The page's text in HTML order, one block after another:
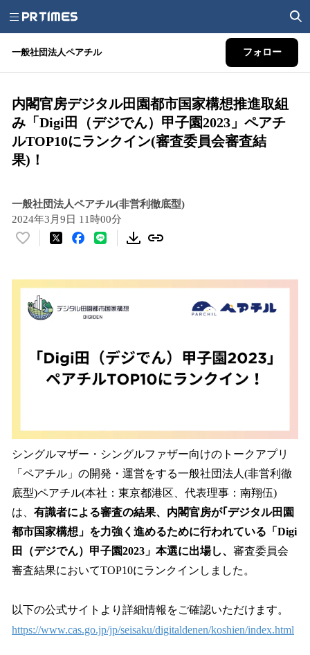
一般社団法人ペアチル フォロー
内閣官房デジタル田園都市国家構想推進取組
み「Digi田（デジでん）甲子園2023」ペアチ
ルTOP10にランクイン(審査委員会審査結
果)！
一般社団法人ペアチル(非営利徹底型)
2024年3月9日 11時00分
い
！
数
を
シングルマザー・シングルファザー向けのトークアプリ
「ペアチル」の開発・運営をする⼀般社団法⼈(⾮営利徹
底型)ペアチル(本社：東京都港区、代表理事：南翔伍)
は、 有識者による審査の結果、内閣官房が｢デジタル田園
都市国家構想」を力強く進めるために行われている「Digi
田（デジでん）甲子園2023」本選に出場し、 審査委員会
審査結果においてTOP10にランクインしました。
以下の公式サイトより詳細情報をご確認いただけます。
https://www.cas.go.jp/jp/seisaku/digitaldenen/koshien/index.html